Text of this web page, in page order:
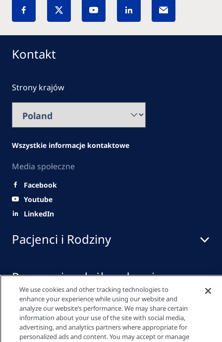
Pacjenci i Rodziny
Pracownicy służby zdrowia
Szybkie linki
Kontakt
Strony krajów
Wszystkie informacje kontaktowe
Media społeczne
Facebook
Youtube
LinkedIn
We use cookies and other tracking technologies to
enhance your experience while using our website and
analyze our website’s performance. We may share certain
information about your use of the site with social media,
advertising, and analytics partners where appropriate for
personalized ads and content. You may accept or manage